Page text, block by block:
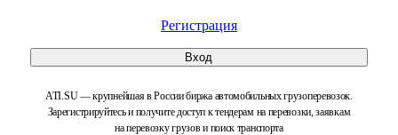
Регистрация
Вход
ATI.SU — крупнейшая в России биржа автомобильных грузоперевозок.
Зарегистрируйтесь и получите доступ к тендерам на перевозки, заявкам
на перевозку грузов и поиск транспорта